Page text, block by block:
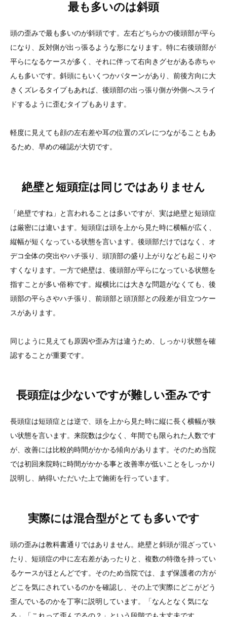
最も多いのは斜頭
頭の歪みで最も多いのが斜頭です。左右どちらかの後頭部が平ら
になり、反対側が出っ張るような形になります。特に右後頭部が
平らになるケースが多く、それに伴って右向きグセがある赤ちゃ
んも多いです。斜頭にもいくつかパターンがあり、前後方向に大
きくズレるタイプもあれば、後頭部の出っ張り側が外側へスライ
ドするように歪むタイプもあります。
軽度に見えても顔の左右差や耳の位置のズレにつながることもあ
るため、早めの確認が大切です。
絶壁と短頭症は同じではありません
「絶壁ですね」と言われることは多いですが、実は絶壁と短頭症
は厳密には違います。短頭症は頭を上から見た時に横幅が広く、
縦幅が短くなっている状態を言います。後頭部だけではなく、オ
デコ全体の突出やハチ張り、頭頂部の盛り上がりなども起こりや
すくなります。一方で絶壁は、後頭部が平らになっている状態を
指すことが多い俗称です。縦横比には大きな問題がなくても、後
頭部の平らさやハチ張り、前頭部と頭頂部との段差が目立つケー
スがあります。
同じように見えても原因や歪み方は違うため、しっかり状態を確
認することが重要です。
長頭症は少ないですが難しい歪みです
長頭症は短頭症とは逆で、頭を上から見た時に縦に長く横幅が狭
い状態を言います。来院数は少なく、年間でも限られた人数です
が、改善には比較的時間がかかる傾向があります。そのため当院
では初回来院時に時間がかかる事と改善率が低いことをしっかり
説明し、納得いただいた上で施術を行っています。
実際には混合型がとても多いです
頭の歪みは教科書通りではありません。絶壁と斜頭が混ざってい
たり、短頭症の中に左右差があったりと、複数の特徴を持ってい
るケースがほとんどです。そのため当院では、まず保護者の方が
どこを気にされているのかを確認し、その上で実際にどこがどう
歪んでいるのかを丁寧に説明しています。「なんとなく気にな